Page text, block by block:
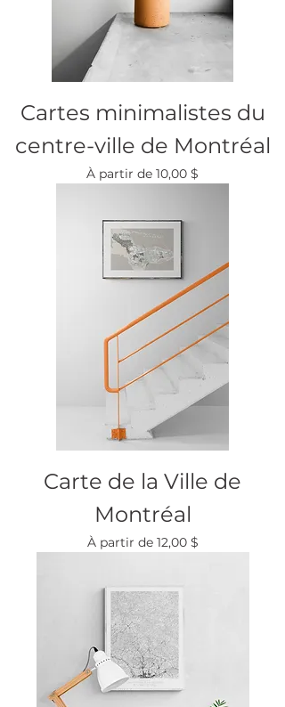
Cartes minimalistes du
centre-ville de Montréal
À partir de 10,00 $
Prix promotionnel
Carte de la Ville de
Montréal
À partir de 12,00 $
Prix promotionnel